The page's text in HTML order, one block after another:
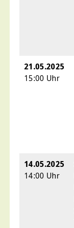
21.05.2025
15:00 Uhr
14.05.2025
14:00 Uhr